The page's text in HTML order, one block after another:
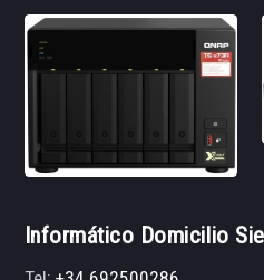
Informático Domicilio